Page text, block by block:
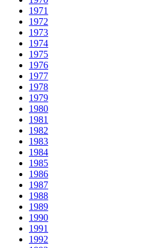
1971
1972
1973
1974
1975
1976
1977
1978
1979
1980
1981
1982
1983
1984
1985
1986
1987
1988
1989
1990
1991
1992